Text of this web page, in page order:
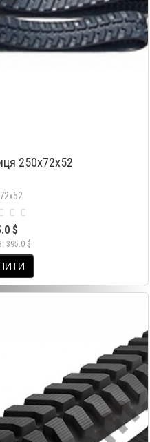
250х72х52
$
395.0 $